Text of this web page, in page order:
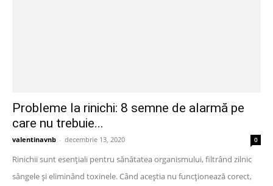
Probleme la rinichi: 8 semne de alarmă pe
care nu trebuie...
valentinavnb - decembrie 13, 2020 0
Rinichii sunt esențiali pentru sănătatea organismului, filtrând zilnic
sângele și eliminând toxinele. Când aceștia nu funcționează corect,